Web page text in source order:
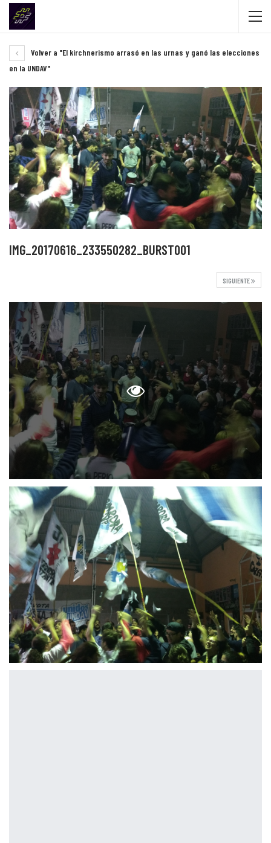
Volver a "El kirchnerismo arrasó en las urnas y ganó las elecciones
en la UNDAV"
IMG_20170616_233550282_BURST001
SIGUIENTE